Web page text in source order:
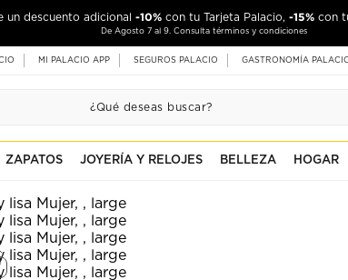
un descuento adicional -10% con tu Tarjeta Palacio, -15% con
De Agosto 7 al 9. Consulta términos y condiciones
MI PALACIO APP SEGUROS PALACIO GASTRONOMÍA
ZAPATOS JOYERÍA Y RELOJES BELLEZA HOGAR